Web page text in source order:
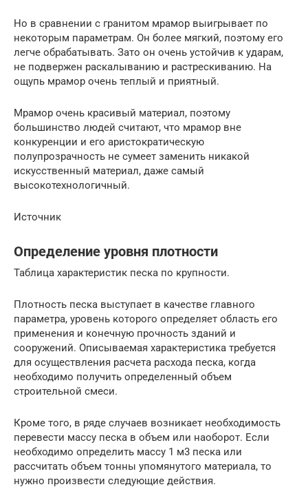
Но в сравнении с гранитом мрамор выигрывает по
некоторым параметрам. Он более мягкий, поэтому его
легче обрабатывать. Зато он очень устойчив к ударам,
не подвержен раскалыванию и растрескиванию. На
ощупь мрамор очень теплый и приятный.
Мрамор очень красивый материал, поэтому
большинство людей считают, что мрамор вне
конкуренции и его аристократическую
полупрозрачность не сумеет заменить никакой
искусственный материал, даже самый
высокотехнологичный.
Источник
Определение уровня плотности
Таблица характеристик песка по крупности.
Плотность песка выступает в качестве главного
параметра, уровень которого определяет область его
применения и конечную прочность зданий и
сооружений. Описываемая характеристика требуется
для осуществления расчета расхода песка, когда
необходимо получить определенный объем
строительной смеси.
Кроме того, в ряде случаев возникает необходимость
перевести массу песка в объем или наоборот. Если
необходимо определить массу 1 м3 песка или
рассчитать объем тонны упомянутого материала, то
нужно произвести следующие действия.